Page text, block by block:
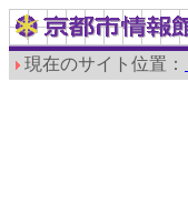
現在のサイト位置：